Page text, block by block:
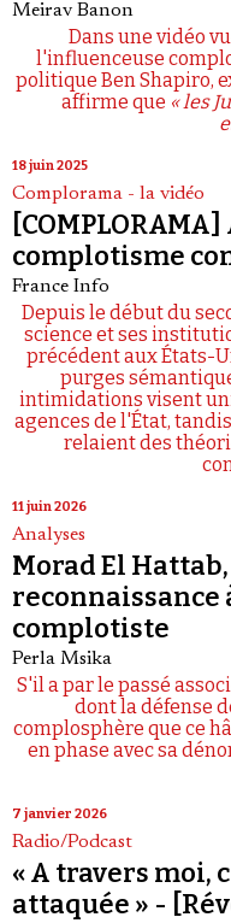
Meirav Banon
Dans une vidéo
l'influenceuse
politique Ben Shapiro,
affirme que « les
18 juin 2025
Complorama - la vidéo
complotisme
France Info
Depuis le début du
science et ses
précédent aux États-
purges
intimidations visent
agences de l'État,
relaient des
11 juin 2026
Analyses
Morad El
reconnaissance
complotiste
Perla Msika
S'il a par le passé
dont la défense
complosphère que ce
en phase avec sa
7 janvier 2026
Radio/Podcast
« A travers moi,
attaquée » -